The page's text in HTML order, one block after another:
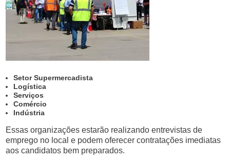
Setor Supermercadista
Logística
Serviços
Comércio
Indústria
Essas organizações estarão realizando entrevistas de
emprego no local e podem oferecer contratações imediatas
aos candidatos bem preparados.